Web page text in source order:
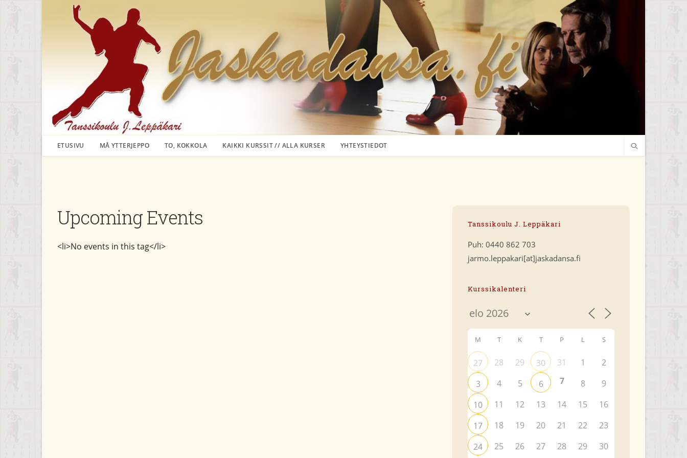
ETUSIVU MÅ YTTERJEPPO TO, KOKKOLA KAIKKI KURSSIT // ALLA KURSER YHTEYSTIEDOT
Upcoming Events
<li>No events in this tag</li>
Tanssikoulu J. Leppäkari
Puh: 0440 862 703
jarmo.leppakari[at]jaskadansa.fi
Kurssikalenteri
M T K T P L S
27 28 29 30 31 1
2
3
4 5 6 7 8
9
10
11 12 13 14 15
16
17
18 19 20 21 22
23
24
25 26 27 28 29 30